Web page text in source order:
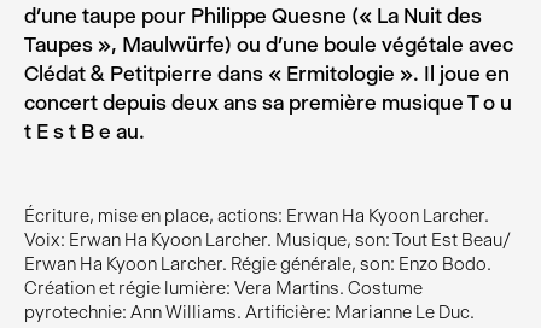
Écriture, mise en place, actions: Erwan Ha Kyoon Larcher.
Voix: Erwan Ha Kyoon Larcher. Musique, son: Tout Est Beau/
Erwan Ha Kyoon Larcher. Régie générale, son: Enzo Bodo.
Création et régie lumière: Vera Martins. Costume
pyrotechnie: Ann Williams. Artificière: Marianne Le Duc.
d’une taupe pour Philippe Quesne (« La Nuit des
Taupes », Maulwürfe) ou d’une boule végétale avec
Clédat & Petitpierre dans « Ermitologie ». Il joue en
concert depuis deux ans sa première musique T o u
t E s t B e au.